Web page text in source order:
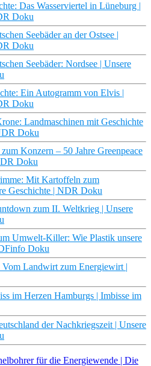
Das Wasserviertel in Lüneburg |
Doku
Seebäder an der Ostsee |
Doku
Seebäder: Nordsee | Unsere
Ein Autogramm von Elvis |
Doku
Landmaschinen mit Geschichte
Doku
Konzern – 50 Jahre Greenpeace
Doku
Mit Kartoffeln zum
Geschichte | NDR Doku
zum II. Weltkrieg | Unsere
Umwelt-Killer: Wie Plastik unsere
Doku
Vom Landwirt zum Energiewirt |
im Herzen Hamburgs | Imbisse im
der Nachkriegszeit | Unsere
für die Energiewende | Die